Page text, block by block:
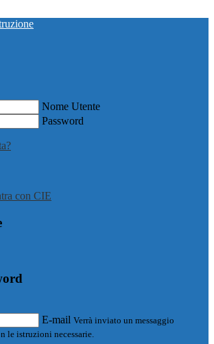
Nome Utente
Password
con CIE
E-mail Verrà inviato un messaggio
le istruzioni necessarie.